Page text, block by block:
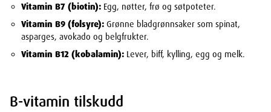
Vitamin B7 (biotin): Egg, nøtter, frø og søtpoteter.
Vitamin B9 (folsyre): Grønne bladgrønnsaker som spinat,
asparges, avokado og belgfrukter.
Vitamin B12 (kobalamin): Lever, biff, kylling, egg og melk.
B-vitamin tilskudd